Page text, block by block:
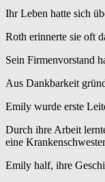
Ihr Leben hatte sich
Roth erinnerte sie oft
Sein Firmen­vorstand
Aus Dankbarkeit
Emily wurde erste
Durch ihre Arbeit
eine
Emily half, ihre